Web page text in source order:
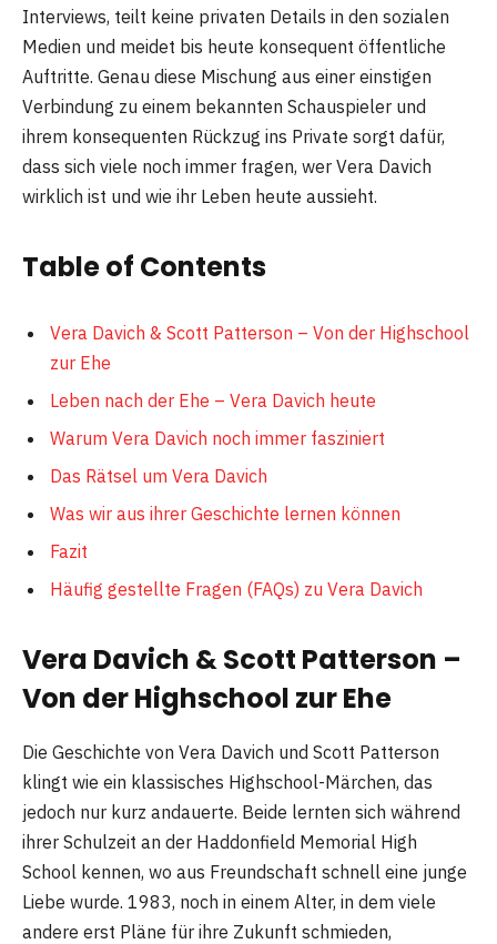
Interviews, teilt keine privaten Details in den sozialen
Medien und meidet bis heute konsequent öffentliche
Auftritte. Genau diese Mischung aus einer einstigen
Verbindung zu einem bekannten Schauspieler und
ihrem konsequenten Rückzug ins Private sorgt dafür,
dass sich viele noch immer fragen, wer Vera Davich
wirklich ist und wie ihr Leben heute aussieht.
Table of Contents
Vera Davich & Scott Patterson – Von der Highschool
zur Ehe
Leben nach der Ehe – Vera Davich heute
Warum Vera Davich noch immer fasziniert
Das Rätsel um Vera Davich
Was wir aus ihrer Geschichte lernen können
Fazit
Häufig gestellte Fragen (FAQs) zu Vera Davich
Vera Davich & Scott Patterson –
Von der Highschool zur Ehe
Die Geschichte von Vera Davich und Scott Patterson
klingt wie ein klassisches Highschool-Märchen, das
jedoch nur kurz andauerte. Beide lernten sich während
ihrer Schulzeit an der Haddonfield Memorial High
School kennen, wo aus Freundschaft schnell eine junge
Liebe wurde. 1983, noch in einem Alter, in dem viele
andere erst Pläne für ihre Zukunft schmieden,